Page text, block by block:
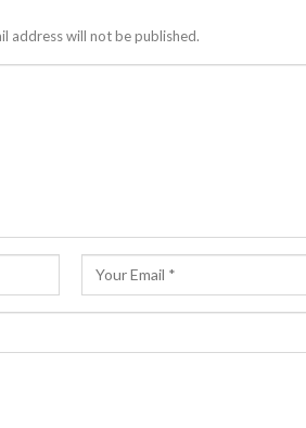
address will not be published.